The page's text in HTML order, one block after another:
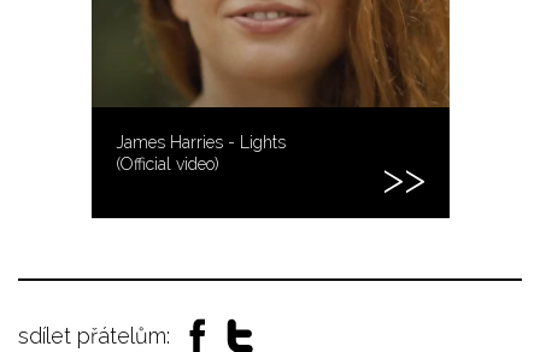
James Harries - Lights
(Official video)
sdílet přátelům: